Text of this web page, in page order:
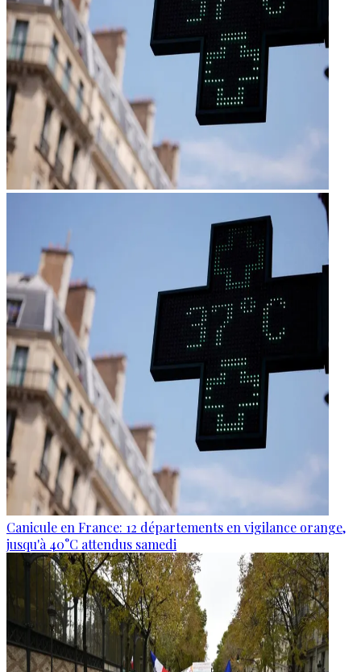
Canicule en France: 12 départements en vigilance orange,
jusqu'à 40°C attendus samedi